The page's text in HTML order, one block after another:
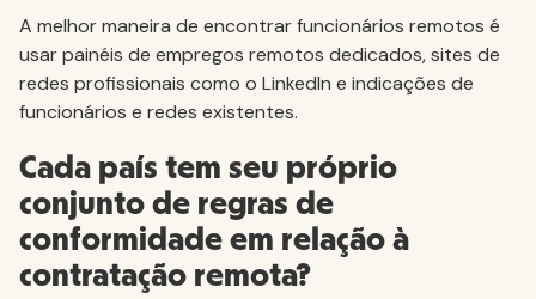
A melhor maneira de encontrar funcionários remotos é
usar painéis de empregos remotos dedicados, sites de
redes profissionais como o LinkedIn e indicações de
funcionários e redes existentes.
Cada país tem seu próprio
conjunto de regras de
conformidade em relação à
contratação remota?